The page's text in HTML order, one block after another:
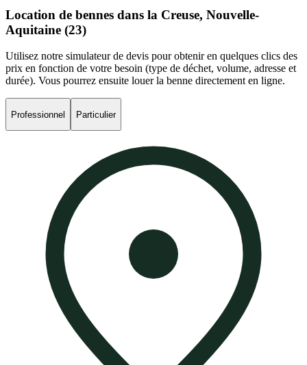
Location de bennes dans la Creuse, Nouvelle-
Aquitaine (23)
Utilisez notre simulateur de devis pour obtenir en quelques clics des
prix en fonction de votre besoin (type de déchet, volume, adresse et
durée). Vous pourrez ensuite louer la benne directement en ligne.
Professionnel Particulier